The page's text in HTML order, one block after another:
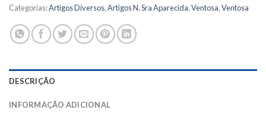
Categorias:Artigos Diversos,Artigos N. Sra Aparecida,Ventosa,Ventosa
DESCRIÇÃO
INFORMAÇÃO ADICIONAL